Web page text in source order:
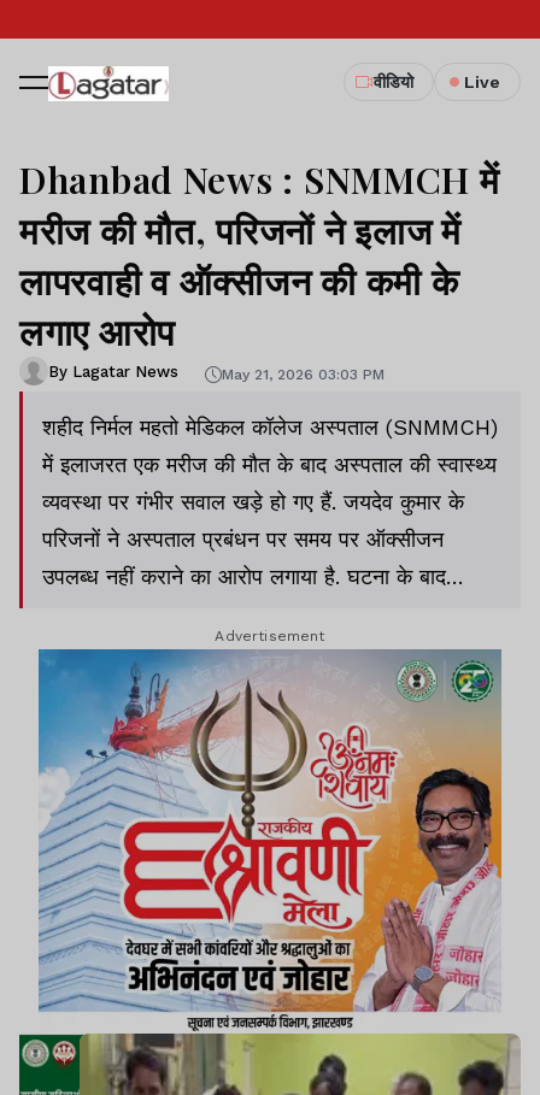
वीडियो Live
Dhanbad News : SNMMCH में
मरीज की मौत, परिजनों ने इलाज में
लापरवाही व ऑक्सीजन की कमी के
लगाए आरोप
By Lagatar News May 21, 2026 03:03 PM
शहीद निर्मल महतो मेडिकल कॉलेज अस्पताल (SNMMCH)
में इलाजरत एक मरीज की मौत के बाद अस्पताल की स्वास्थ्य
व्यवस्था पर गंभीर सवाल खड़े हो गए हैं. जयदेव कुमार के
परिजनों ने अस्पताल प्रबंधन पर समय पर ऑक्सीजन
उपलब्ध नहीं कराने का आरोप लगाया है. घटना के बाद
रहा.
Advertisement